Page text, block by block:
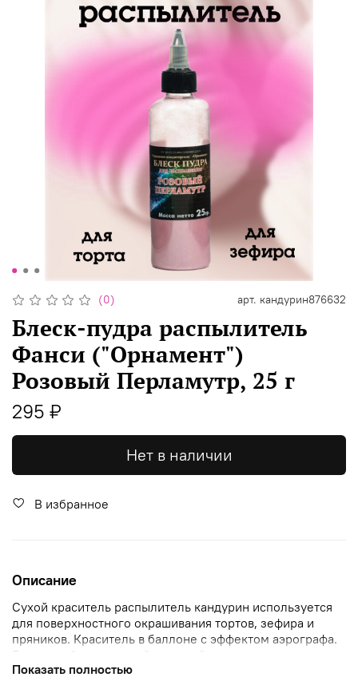
(0) арт. кандурин876632
Блеск-пудра распылитель
Фанси ("Орнамент")
Розовый Перламутр, 25 г
295 ₽
Нет в наличии
В избранное
Описание
Сухой краситель распылитель кандурин используется
для поверхностного окрашивания тортов, зефира и
пряников. Краситель в баллоне с эффектом аэрографа.
Блестящий пшикающий пищевой краситель.
Показать полностью